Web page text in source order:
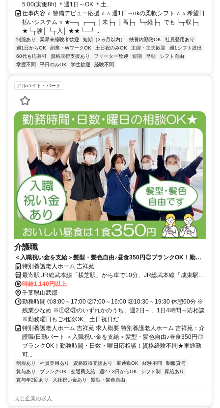
5:00(実働8h) ＊週1日～OK ＊土...
仕事内容 ⭐ 警備デビュー応援 ⭐ ⭐ 週1日～okの柔軟シフト ⭐ ⭐ 希望日
払いシステム ⭐ ★―┐ ┌―┐ │未├┐ │高├┐ └┬経├┐ でも └┬収├┐
★└┬験│ └┬入│ ★★└―┘ ...
制服あり 業界未経験者歓迎 短期（3ヵ月以内） 扶養内勤務OK
社員登用あり
週1日からOK
副業・WワークOK 土日祝のみOK 主婦・主夫歓迎
週1シフト提出
60代も応募可
資格取得支援あり フリーター歓迎 短期 早朝
シフト自由
学歴不問
平日のみOK 学生歓迎 経験不問
アルバイト・パート
介護職
＜入職祝い金を支給＞髪型・髪色自由♪昼食350円◎ブランクOK！勤務
時間・日数・曜日応相談！資格経験不問★車通勤可・無料駐車場あり
◎【山武郡横芝光町・横芝駅/成東駅/八日市場駅・特養・介護職・日勤パ
ート】
特別養護老人ホーム 吉祥苑
最寄駅 JR総武本線「横芝駅」から車で10分、JR総武本線「成東駅」
「八日市場駅」から車で20分
時給1,140円以上
千葉県山武郡
勤務時間 ①8:00～17:00 ②7:00～16:00 ③10:30～19:30 休憩60分 ※
残業少なめ ※①②③のいずれかのうち、週2日～、1日4時間～応相談
※勤務曜日もご相談OK、土日祝日だ...
特別養護老人ホーム 吉祥苑 求人概要 特別養護老人ホーム 吉祥苑：介
護職/日勤パート ＜入職祝い金を支給＞髪型・髪色自由♪昼食350円◎
ブランクOK！勤務時間・日数・曜日応相談！資格経験不問★車通勤
可...
制服あり 社員登用あり 資格取得支援あり 車通勤OK 経験不問
制服貸与
賞与あり
ブランクOK 交通費支給 週2・3日からOK シフト制
昇給あり
賞与年2回あり
入社祝い金あり 髪型・髪色自由
同じ企業の求人